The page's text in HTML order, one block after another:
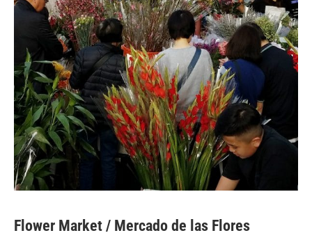
Flower Market / Mercado de las Flores